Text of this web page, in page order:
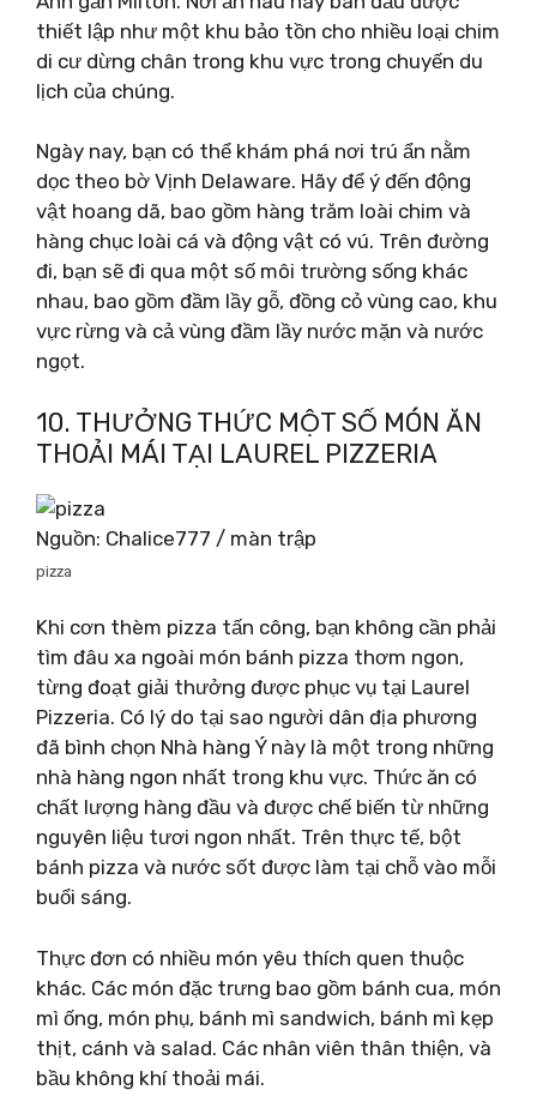
thiết lập như một khu bảo tồn cho nhiều loại chim
di cư dừng chân trong khu vực trong chuyến du
lịch của chúng.
Ngày nay, bạn có thể khám phá nơi trú ẩn nằm
dọc theo bờ Vịnh Delaware. Hãy để ý đến động
vật hoang dã, bao gồm hàng trăm loài chim và
hàng chục loài cá và động vật có vú. Trên đường
đi, bạn sẽ đi qua một số môi trường sống khác
nhau, bao gồm đầm lầy gỗ, đồng cỏ vùng cao, khu
vực rừng và cả vùng đầm lầy nước mặn và nước
ngọt.
10. THƯỞNG THỨC MỘT SỐ MÓN ĂN
THOẢI MÁI TẠI LAUREL PIZZERIA
Nguồn: Chalice777 / màn trập
pizza
Khi cơn thèm pizza tấn công, bạn không cần phải
tìm đâu xa ngoài món bánh pizza thơm ngon,
từng đoạt giải thưởng được phục vụ tại Laurel
Pizzeria. Có lý do tại sao người dân địa phương
đã bình chọn Nhà hàng Ý này là một trong những
nhà hàng ngon nhất trong khu vực. Thức ăn có
chất lượng hàng đầu và được chế biến từ những
nguyên liệu tươi ngon nhất. Trên thực tế, bột
bánh pizza và nước sốt được làm tại chỗ vào mỗi
buổi sáng.
Thực đơn có nhiều món yêu thích quen thuộc
khác. Các món đặc trưng bao gồm bánh cua, món
mì ống, món phụ, bánh mì sandwich, bánh mì kẹp
thịt, cánh và salad. Các nhân viên thân thiện, và
bầu không khí thoải mái.